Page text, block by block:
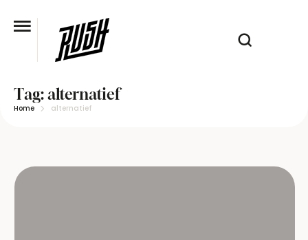
Tag:alternatief
Home alternatief